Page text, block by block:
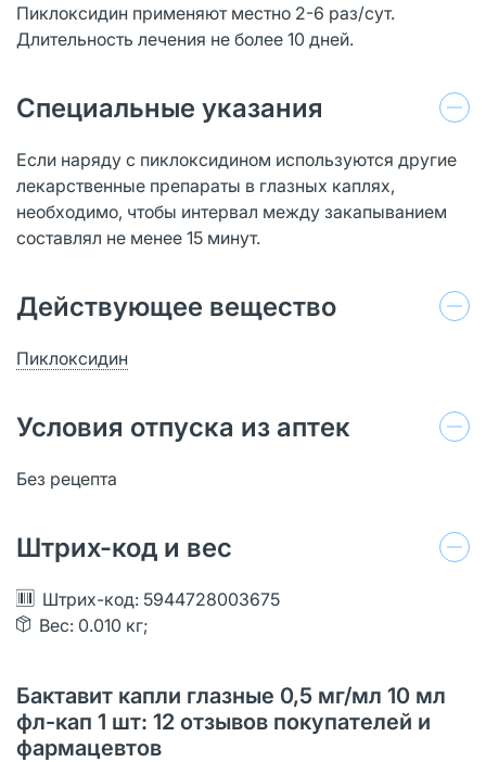
Пиклоксидин применяют местно 2-6 раз/сут.
Длительность лечения не более 10 дней.
Специальные указания
Если наряду с пиклоксидином используются другие
лекарственные препараты в глазных каплях,
необходимо, чтобы интервал между закапыванием
составлял не менее 15 минут.
Действующее вещество
Пиклоксидин
Условия отпуска из аптек
Без рецепта
Штрих-код и вес
Штрих-код: 5944728003675
Вес: 0.010 кг;
Бактавит капли глазные 0,5 мг/мл 10 мл
фл-кап 1 шт: 12 отзывов покупателей и
фармацевтов